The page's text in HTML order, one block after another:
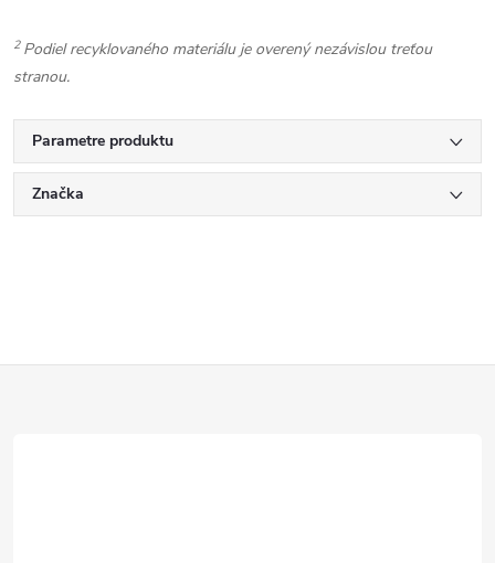
2 Podiel recyklovaného materiálu je overený nezávislou treťou
stranou.
Parametre produktu
Značka